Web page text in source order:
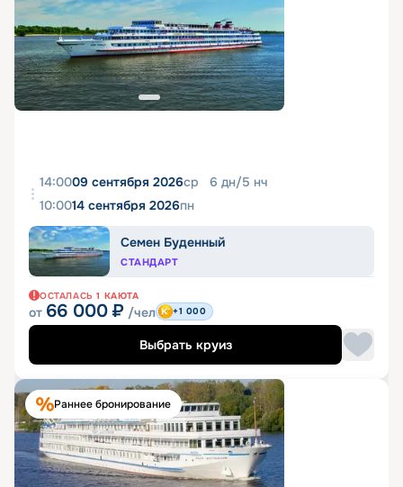
14:0009 сентября 2026ср 6 дн/5 нч
10:0014 сентября 2026пн
Семен Буденный
СТАНДАРТ
ОСТАЛАСЬ 1 КАЮТА
от 66 000 ₽ /чел +1 000
Выбрать круиз
Раннее бронирование